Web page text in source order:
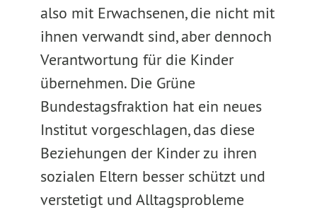
also mit Erwachsenen, die nicht mit
ihnen verwandt sind, aber dennoch
Verantwortung für die Kinder
übernehmen. Die Grüne
Bundestagsfraktion hat ein neues
Institut vorgeschlagen, das diese
Beziehungen der Kinder zu ihren
sozialen Eltern besser schützt und
verstetigt und Alltagsprobleme